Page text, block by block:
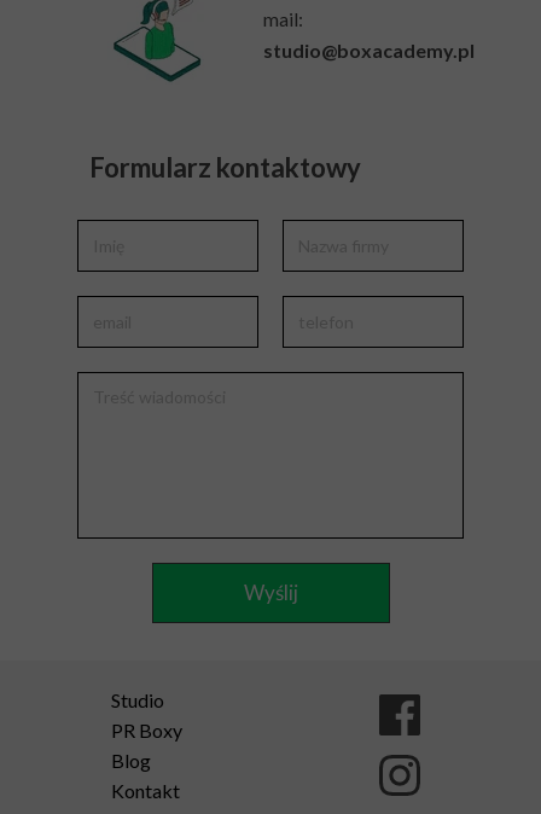
mail:
studio@boxacademy.pl
Formularz kontaktowy
Wyślij
Studio
Kontakt
Blog
PR Boxy